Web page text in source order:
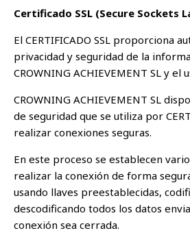
Certificado SSL (Secure Sockets
El CERTIFICADO SSL proporciona
privacidad y seguridad de la
CROWNING ACHIEVEMENT SL y el
CROWNING ACHIEVEMENT SL
de seguridad que se utiliza por
realizar conexiones seguras.
En este proceso se establecen
realizar la conexión de forma
usando llaves preestablecidas,
descodificando todos los datos
conexión sea cerrada.